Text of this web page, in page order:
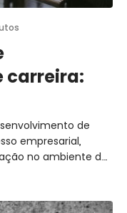
carreira:
de
empresarial,
no ambiente de